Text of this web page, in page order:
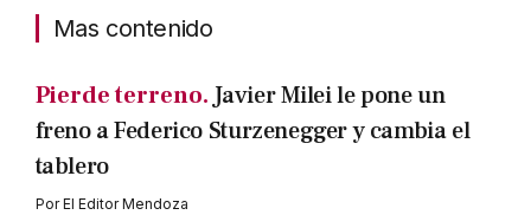
Mas contenido
Pierde terreno. Javier Milei le pone un
freno a Federico Sturzenegger y cambia el
tablero
PorEl Editor Mendoza